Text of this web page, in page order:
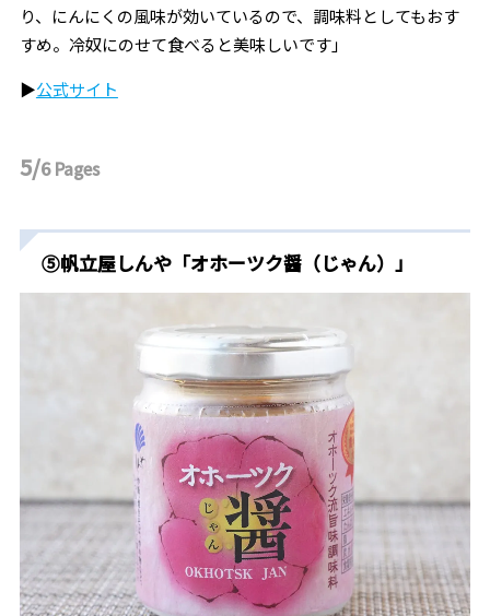
り、にんにくの風味が効いているので、調味料としてもおす
すめ。冷奴にのせて食べると美味しいです」
▶︎公式サイト
5/6Pages
⑤帆立屋しんや「オホーツク醤（じゃん） 」